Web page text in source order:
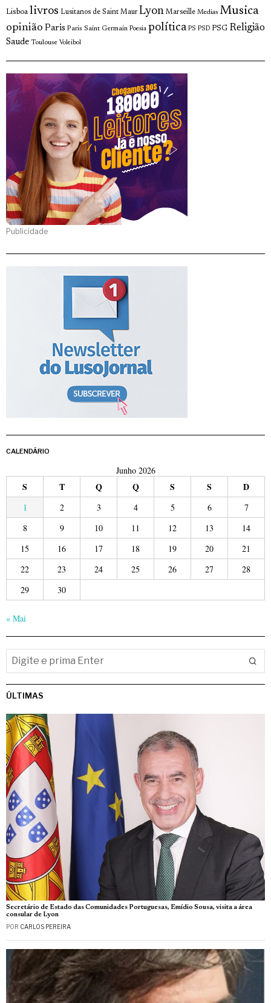
Lisboa livros Lusitanos de Saint Maur Lyon Marseille Medias Musica
opinião Paris Paris Saint Germain Poesia política PS PSD PSG Religião
Saude Toulouse Voleibol
Publicidade
CALENDÁRIO
Junho 2026
S T Q Q S S D
1 2 3 4 5 6
7
8
9 10 11 12 13
14
15
16 17 18 19 20
21
22
23 24 25 26 27
28
29
30
« Mai
ÚLTIMAS
Secretário de Estado das Comunidades Portuguesas, Emídio Sousa, visita a área
consular de Lyon
POR CARLOS PEREIRA